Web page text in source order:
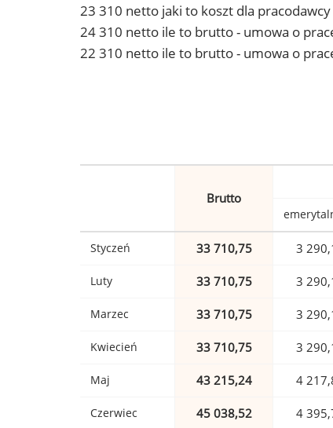
23 310 netto jaki to koszt dla pracodawcy
24 310 netto ile to brutto - umowa o
22 310 netto ile to brutto - umowa o
Brutto
Styczeń 33 710,75 3
Luty 33 710,75 3
Marzec 33 710,75 3
Kwiecień 33 710,75 3
Maj 43 215,24 4
Czerwiec 45 038,52 4